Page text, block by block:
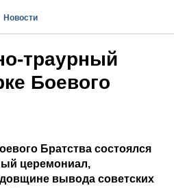
Новости
траурный
Боевого
Братства состоялся
церемониал,
вывода советских